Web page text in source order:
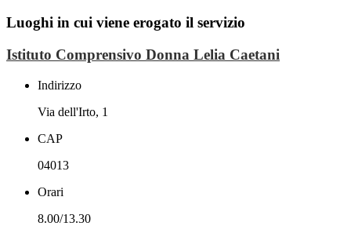
Luoghi in cui viene erogato il servizio
Istituto Comprensivo Donna Lelia Caetani
Indirizzo
Via dell'Irto, 1
CAP
04013
Orari
8.00/13.30